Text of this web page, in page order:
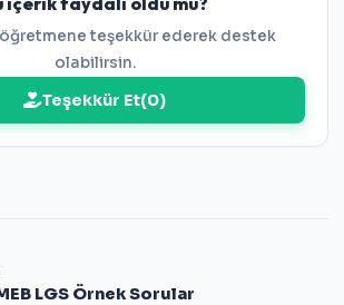
öğretmene teşekkür ederek destek
olabilirsin.
Teşekkür Et(0)
LGS Örnek Sorular